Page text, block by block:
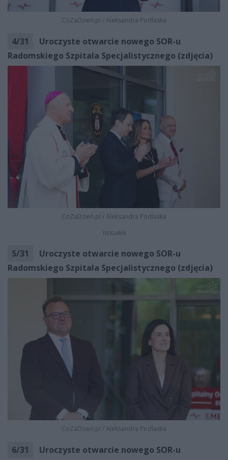
CoZaDzień.pl /Aleksandra Podlaska
4/31
Uroczyste otwarcie nowego SOR-u
Radomskiego Szpitala Specjalistycznego (zdjęcia)
CoZaDzień.pl /Aleksandra Podlaska
REKLAMA
5/31
Uroczyste otwarcie nowego SOR-u
Radomskiego Szpitala Specjalistycznego (zdjęcia)
CoZaDzień.pl /Aleksandra Podlaska
6/31
Uroczyste otwarcie nowego SOR-u